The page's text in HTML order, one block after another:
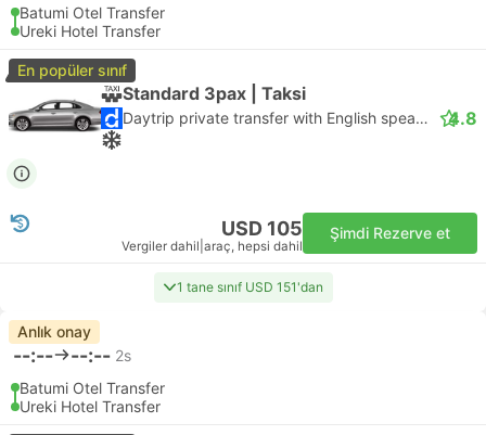
Batumi Otel Transfer
Ureki Hotel Transfer
En popüler sınıf
Standard 3pax | Taksi
Daytrip private transfer with English speaking driver 4.8
USD 105
Vergiler dahil araç, hepsi dahil
Şimdi Rezerve et
1 tane sınıf USD 151'dan
Anlık onay
--:-- --:-- 2s
Batumi Otel Transfer
Ureki Hotel Transfer